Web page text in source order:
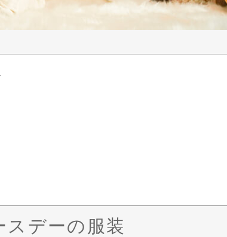
デーの服装